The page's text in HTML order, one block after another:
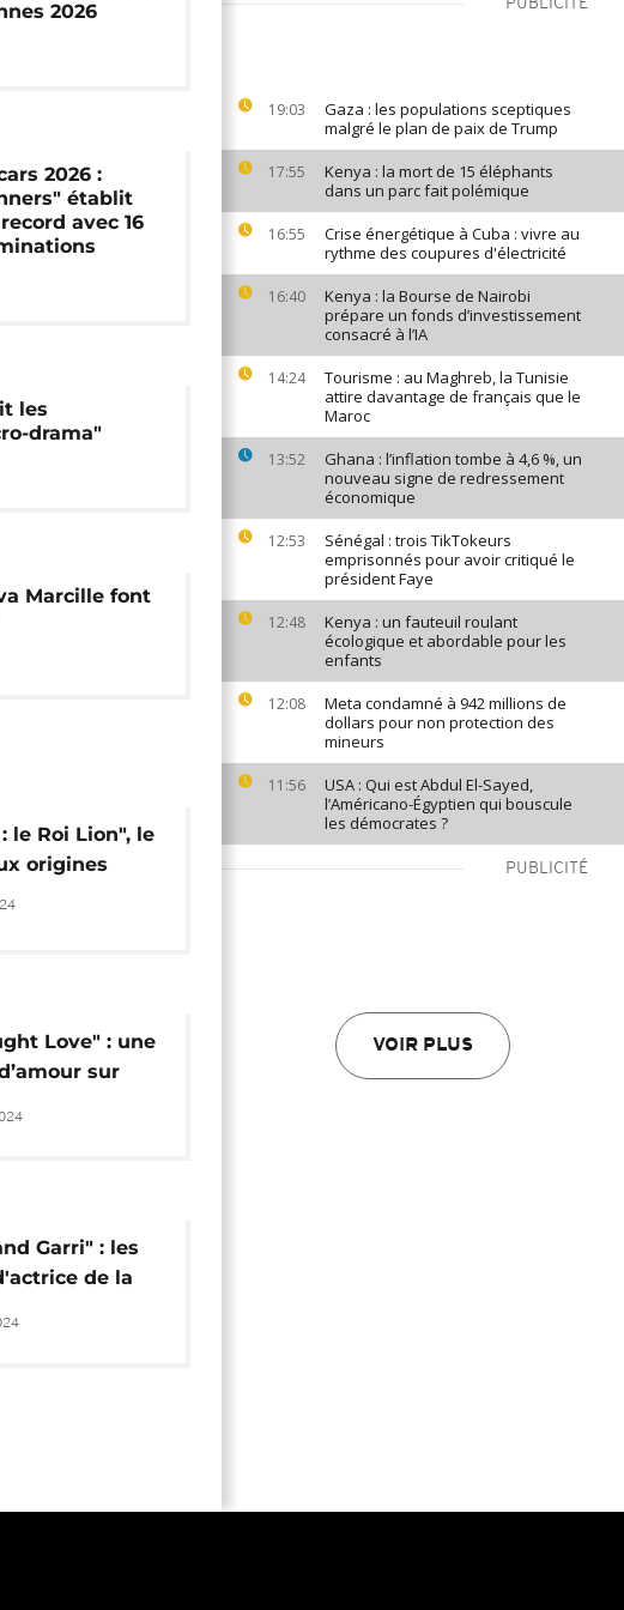
PUBLICITÉ
19:03
Gaza : les populations sceptiques
malgré le plan de paix de Trump
17:55
Kenya : la mort de 15 éléphants
dans un parc fait polémique
16:55
Crise énergétique à Cuba : vivre au
rythme des coupures d'électricité
16:40
Kenya : la Bourse de Nairobi
prépare un fonds d’investissement
consacré à l’IA
14:24
Tourisme : au Maghreb, la Tunisie
attire davantage de français que le
Maroc
13:52
Ghana : l’inflation tombe à 4,6 %, un
nouveau signe de redressement
économique
12:53
Sénégal : trois TikTokeurs
emprisonnés pour avoir critiqué le
président Faye
12:48
Kenya : un fauteuil roulant
écologique et abordable pour les
enfants
12:08
Meta condamné à 942 millions de
dollars pour non protection des
mineurs
11:56
USA : Qui est Abdul El-Sayed,
l’Américano-Égyptien qui bouscule
les démocrates ?
PUBLICITÉ
VOIR PLUS
2026
2026 :
établit
avec 16
les
drama"
Marcille font
le Roi Lion", le
origines
Love" : une
sur
Garri" : les
de la
Tiwa Savage